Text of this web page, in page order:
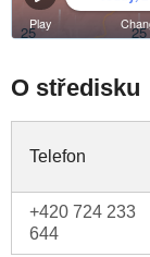
O středisku
Telefon
+420 724 233
644